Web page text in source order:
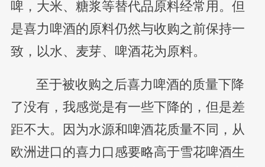
啤，大米、糖浆等替代品原料经常用。但
是喜力啤酒的原料仍然与收购之前保持一
致，以水、麦芽、啤酒花为原料。
至于被收购之后喜力啤酒的质量下降
了没有，我感觉是有一些下降的，但是差
距不大。因为水源和啤酒花质量不同，从
欧洲进口的喜力口感要略高于雪花啤酒生